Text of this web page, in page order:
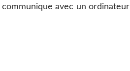
avec un ordinateur